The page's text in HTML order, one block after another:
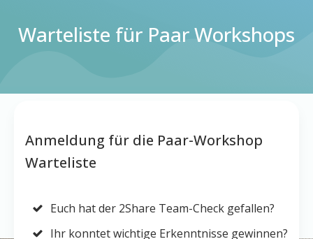
Warteliste für Paar Workshops
Anmeldung für die Paar-Workshop
Warteliste
Euch hat der 2Share Team-Check gefallen?
Ihr konntet wichtige Erkenntnisse gewinnen?